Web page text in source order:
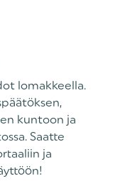
lomakkeella.
kuntoon ja
Saatte
ja